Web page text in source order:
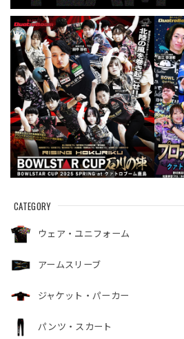
CATEGORY
ウェア・ユニフォーム
アームスリーブ
ジャケット・パーカー
パンツ・スカート